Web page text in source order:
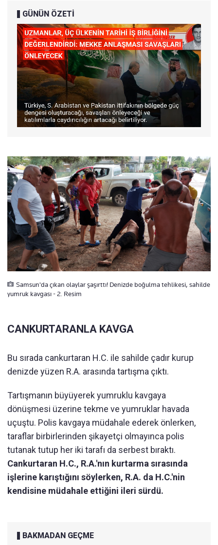
GÜNÜN ÖZETİ
Samsun'da çıkan olaylar şaşırttı! Denizde boğulma tehlikesi, sahilde
yumruk kavgası - 2. Resim
CANKURTARANLA KAVGA
Bu sırada cankurtaran H.C. ile sahilde çadır kurup
denizde yüzen R.A. arasında tartışma çıktı.
Tartışmanın büyüyerek yumruklu kavgaya
dönüşmesi üzerine tekme ve yumruklar havada
uçuştu. Polis kavgaya müdahale ederek önlerken,
taraflar birbirlerinden şikayetçi olmayınca polis
tutanak tutup her iki tarafı da serbest bıraktı.
Cankurtaran H.C., R.A.'nın kurtarma sırasında
işlerine karıştığını söylerken, R.A. da H.C.'nin
kendisine müdahale ettiğini ileri sürdü.
BAKMADAN GEÇME